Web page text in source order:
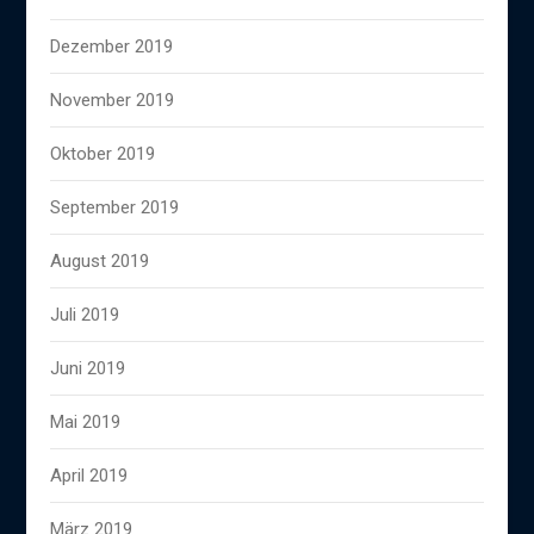
Dezember 2019
November 2019
Oktober 2019
September 2019
August 2019
Juli 2019
Juni 2019
Mai 2019
April 2019
März 2019